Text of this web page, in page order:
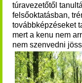
túravezetőtől
felsőoktatásban,
továbbképzéseket
mert a kenu nem
nem szenvedni